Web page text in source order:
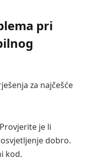
pri
za najčešće
Provjerite je li
dobro.
kod.